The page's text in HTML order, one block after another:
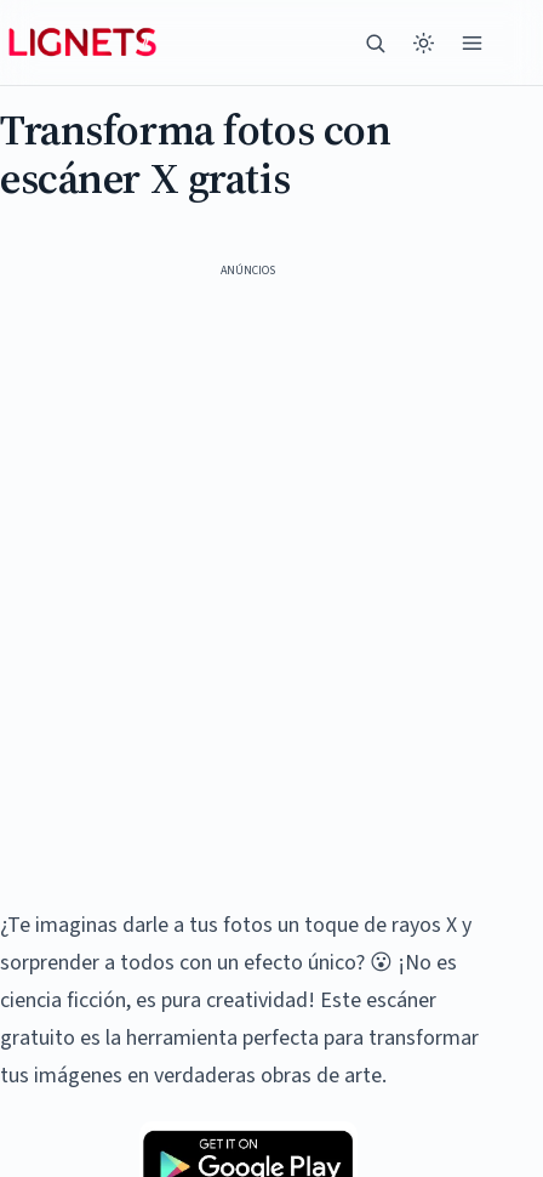
Transforma fotos con
escáner X gratis
ANÚNCIOS
¿Te imaginas darle a tus fotos un toque de rayos X y
sorprender a todos con un efecto único? 😮 ¡No es
ciencia ficción, es pura creatividad! Este escáner
gratuito es la herramienta perfecta para transformar
tus imágenes en verdaderas obras de arte.